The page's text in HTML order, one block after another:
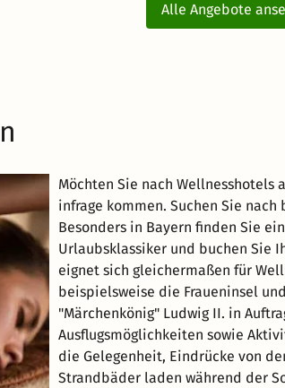
Alle Angebote
Möchten Sie nach Wellnesshotels
infrage kommen. Suchen Sie
Besonders in Bayern finden Sie
Urlaubsklassiker und buchen Sie
eignet sich gleichermaßen für
beispielsweise die Fraueninsel
"Märchenkönig" Ludwig II. in
Ausflugsmöglichkeiten sowie
die Gelegenheit, Eindrücke von
Strandbäder laden während der